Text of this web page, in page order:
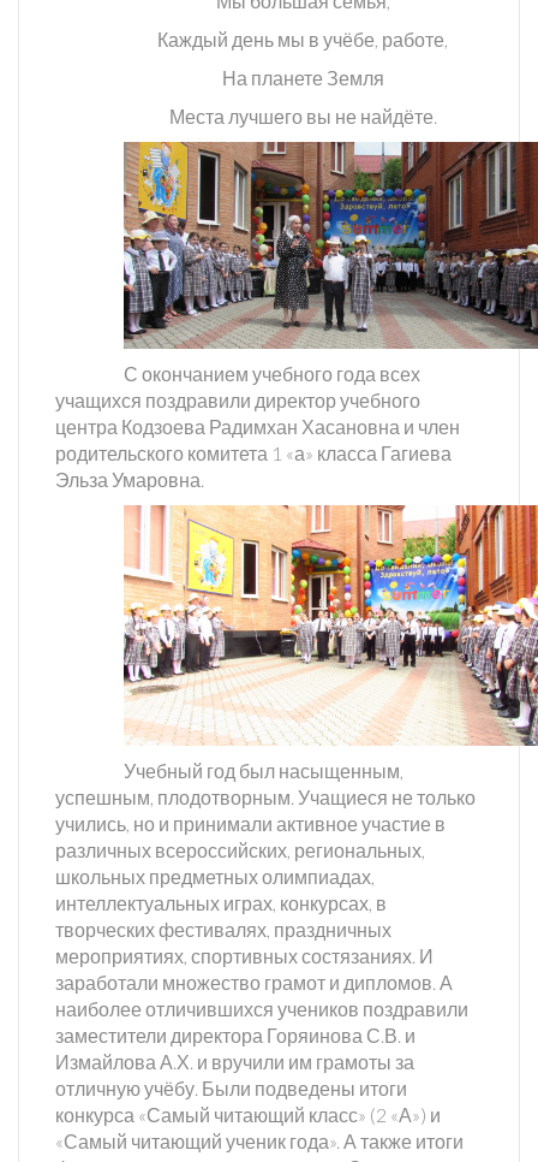
Каждый день мы в учёбе, работе,
На планете Земля
Места лучшего вы не найдёте.
С окончанием учебного года всех
учащихся поздравили директор учебного
центра Кодзоева Радимхан Хасановна и член
родительского комитета 1 «а» класса Гагиева
Эльза Умаровна.
Учебный год был насыщенным,
успешным, плодотворным. Учащиеся не только
учились, но и принимали активное участие в
различных всероссийских, региональных,
школьных предметных олимпиадах,
интеллектуальных играх, конкурсах, в
творческих фестивалях, праздничных
мероприятиях, спортивных состязаниях. И
заработали множество грамот и дипломов. А
наиболее отличившихся учеников поздравили
заместители директора Горяинова С.В. и
Измайлова А.Х. и вручили им грамоты за
отличную учёбу. Были подведены итоги
конкурса «Самый читающий класс» (2 «А») и
«Самый читающий ученик года». А также итоги